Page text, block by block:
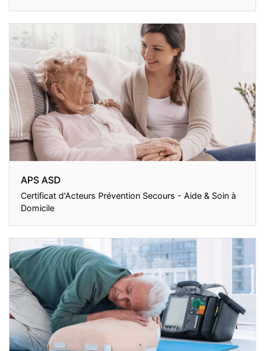
APS ASD
Certificat d'Acteurs Prévention Secours - Aide & Soin à
Domicile